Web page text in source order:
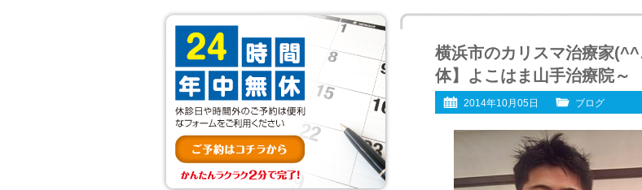
横浜市のカリスマ治療家
体】よこはま山手治療院～
2014年10月05日 ブログ